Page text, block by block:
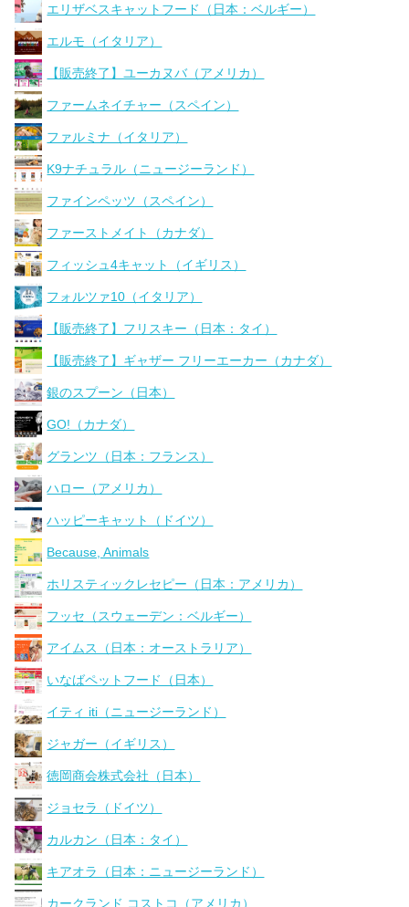
エリザベスキャットフード（日本：ベルギー）
エルモ（イタリア）
【販売終了】ユーカヌバ（アメリカ）
ファームネイチャー（スペイン）
ファルミナ（イタリア）
K9ナチュラル（ニュージーランド）
ファインペッツ（スペイン）
ファーストメイト（カナダ）
フィッシュ4キャット（イギリス）
フォルツァ10（イタリア）
【販売終了】フリスキー（日本：タイ）
【販売終了】ギャザー フリーエーカー（カナダ）
銀のスプーン（日本）
GO!（カナダ）
グランツ（日本：フランス）
ハロー（アメリカ）
ハッピーキャット（ドイツ）
Because, Animals
ホリスティックレセピー（日本：アメリカ）
フッセ（スウェーデン：ベルギー）
アイムス（日本：オーストラリア）
いなばペットフード（日本）
イティ iti（ニュージーランド）
ジャガー（イギリス）
徳岡商会株式会社（日本）
ジョセラ（ドイツ）
カルカン（日本：タイ）
キアオラ（日本：ニュージーランド）
カークランド コストコ（アメリカ）